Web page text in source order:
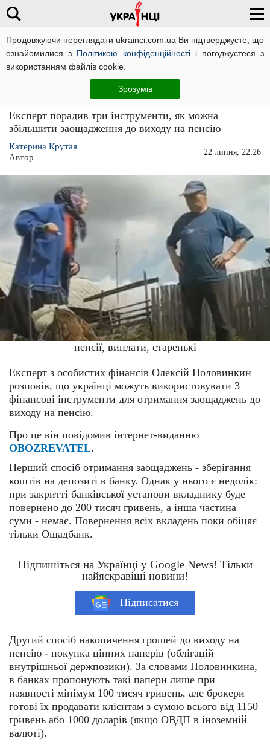
Продовжуючи переглядати ukrainci.com.ua Ви підтверджуєте, що
ознайомилися з Політикою конфіденційностіі погоджуєтеся з
використанням файлів cookie.
Зрозумів
Економіка
Українцям розкрили три способи збільшити
Експерт порадив три інструменти, як можна
збільшити заощадження до виходу на пенсію
Катерина Крутая
Автор
22 липня, 22:26
пенсії, виплати, старенькі
Експерт з особистих фінансів Олексій Половинкин
розповів, що українці можуть використовувати 3
фінансові інструменти для отримання заощаджень до
виходу на пенсію.
Про це він повідомив інтернет-виданню
OBOZREVATEL.
Перший спосіб отримання заощаджень - зберігання
коштів на депозиті в банку. Однак у нього є недолік:
при закритті банківської установи вкладнику буде
повернено до 200 тисяч гривень, а інша частина
суми - немає. Повернення всіх вкладень поки обіцяє
тільки Ощадбанк.
Підпишіться на Українці у Google News! Тільки
найяскравіші новини!
Підписатися
Другий спосіб накопичення грошей до виходу на
пенсію - покупка цінних паперів (облігацій
внутрішньої держпозики). За словами Половинкина,
в банках пропонують такі папери лише при
наявності мінімум 100 тисяч гривень, але брокери
готові їх продавати клієнтам з сумою всього від 1150
гривень або 1000 доларів (якщо ОВДП в іноземній
валюті).